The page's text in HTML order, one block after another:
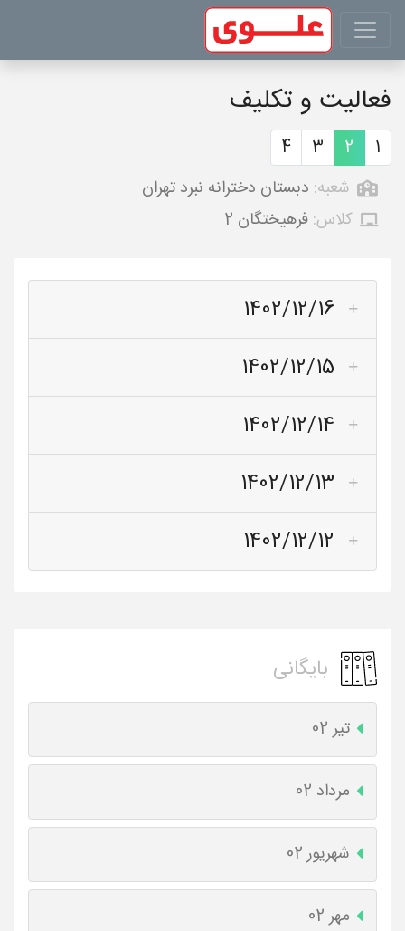
فعالیت و تکلیف
1
2
3
4
شعبه: دبستان دخترانه نبرد تهران
کلاس: فرهیختگان 2
1402/12/16
1402/12/15
1402/12/14
1402/12/13
1402/12/12
بایگانی
تیر 02
مرداد 02
شهریور 02
مهر 02